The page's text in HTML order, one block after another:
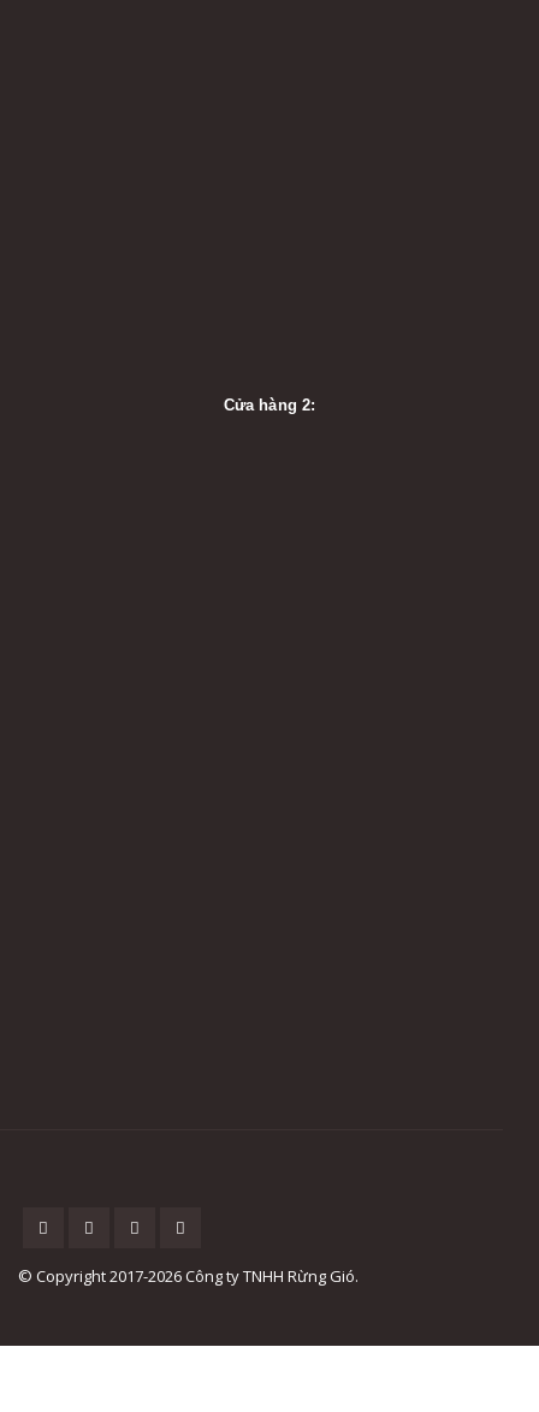
Cửa hàng 2:
© Copyright 2017-2026 Công ty TNHH Rừng Gió.